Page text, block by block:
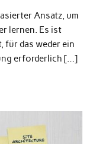
Ansatz, um
lernen. Es ist
für das weder ein
erforderlich […]